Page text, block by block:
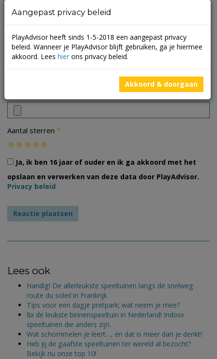
Aantal sterren *
Ja, ik ben 16 jaar of ouder en ik ga akkoord met het
opslaan en verwerken van deze data door PlayAdvisor.
Privacy beleid
Lees ook
Handig! De allerleukste speeltuinen langs de snelweg
route du soleil in Frankrijk
Tips voor een dagje pretpark; wat neem je mee?
8x de leukste binnenspeeltuin in Nederland! Indoor
speeltuinen die anders zijn.
Wat schommelen je leert…, en dat is meer dan je denkt!
Heb jij de gaafste speeltuinen ter wereld al bezocht?
Bekijk nu onze top 10!
Aangepast privacy beleid
PlayAdvisor heeft sinds 1-5-2018 een aangepast privacy
beleid. Wanneer je PlayAdvisor blijft gebruiken, ga je hiermee
akkoord. Lees hier ons privacy beleid.
Akkoord & doorgaan